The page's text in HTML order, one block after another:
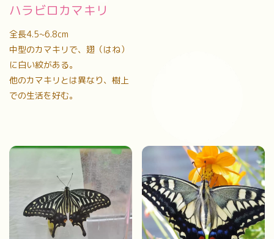
ハラビロカマキリ
全長4.5~6.8cm
中型のカマキリで、翅（はね）
に白い紋がある。
他のカマキリとは異なり、樹上
での生活を好む。